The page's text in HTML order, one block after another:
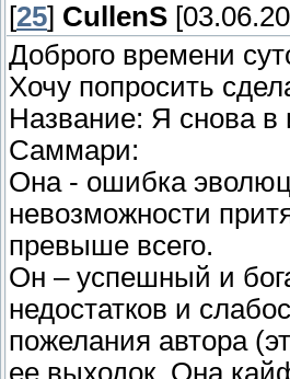
[25] CullenS
Доброго времени
Хочу попросить
Название: Я снова в
Саммари:
Она - ошибка
невозможности
превыше всего.
Он – успешный и
недостатков и
пожелания автора
ее выходок. Она